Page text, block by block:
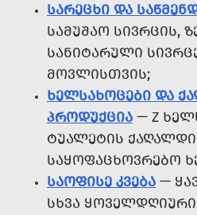
ᲡᲐᲠᲔᲪᲮᲘ ᲓᲐ
ᲡᲐᲛᲣᲨᲐᲝ ᲡᲘᲕᲠᲪᲘᲡ,
ᲡᲐᲜᲘᲢᲐᲠᲣᲚᲘ
ᲛᲝᲕᲚᲘᲡᲗᲕᲘᲡ;
ᲮᲔᲚᲡᲐᲮᲝᲪᲔᲑᲘ ᲓᲐ
ᲞᲠᲝᲓᲣᲥᲪᲘᲐ — Z
ᲢᲣᲐᲚᲔᲢᲘᲡ
ᲡᲐᲧᲝᲤᲐᲪᲮᲝᲕᲠᲔᲑᲝ
ᲡᲐᲝᲤᲘᲡᲔ ᲙᲕᲔᲑᲐ —
ᲡᲮᲕᲐ